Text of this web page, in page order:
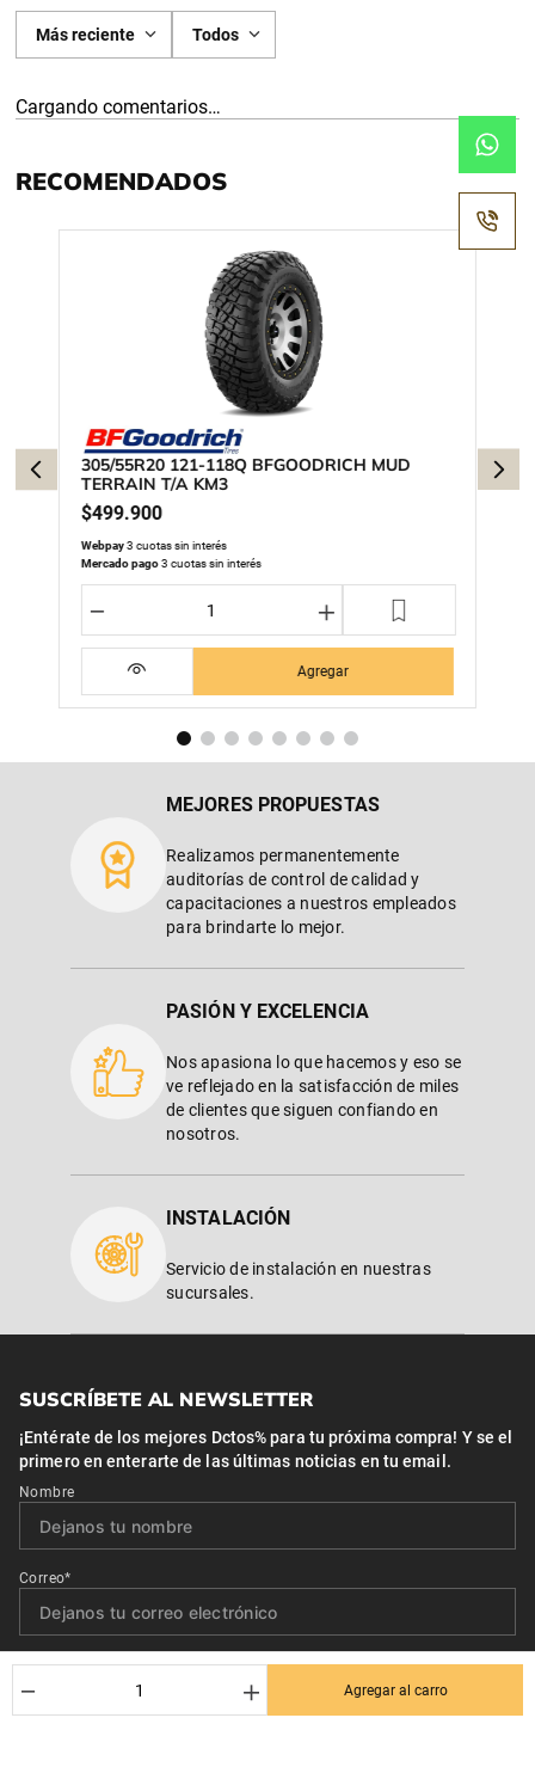
＋
－ Agregar al carro
Más reciente Todos
Cargando comentarios…
RECOMENDADOS
305/55R20 121-118Q BFGOODRICH MUD
TERRAIN T/A KM3
$499.900
Webpay3 cuotas sin interés
Mercado pago3 cuotas sin interés
＋
－
Agregar
MEJORES PROPUESTAS
Realizamos permanentemente
auditorías de control de calidad y
capacitaciones a nuestros empleados
para brindarte lo mejor.
PASIÓN Y EXCELENCIA
Nos apasiona lo que hacemos y eso se
ve reflejado en la satisfacción de miles
de clientes que siguen confiando en
nosotros.
INSTALACIÓN
Servicio de instalación en nuestras
sucursales.
SUSCRÍBETE AL NEWSLETTER
¡Entérate de los mejores Dctos% para tu próxima compra! Y se el
primero en enterarte de las últimas noticias en tu email.
Nombre
Correo*
Quiero recibir el newsletter con promociones.